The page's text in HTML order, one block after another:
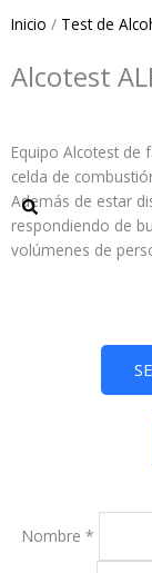
Inicio / Test de
Alcotest
Equipo Alcotest de
celda de
Además de estar
respondiendo de
volúmenes de
Nombre *